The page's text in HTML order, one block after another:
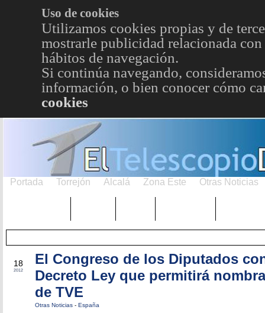
Uso de cookies
Utilizamos cookies propias y de
mostrarle publicidad relacionada
hábitos de navegación.
Si continúa navegando,
información, o bien conocer cómo
cookies
Portada Torrejón Alcalá Zona Este Otras Noticias
18
2012
El Congreso de los Diputados
Decreto Ley que permitirá
de TVE
Otras Noticias - España